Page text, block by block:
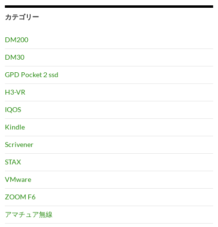
カテゴリー
DM200
DM30
GPD Pocket２ssd
H3-VR
IQOS
Kindle
Scrivener
STAX
VMware
ZOOM F6
アマチュア無線